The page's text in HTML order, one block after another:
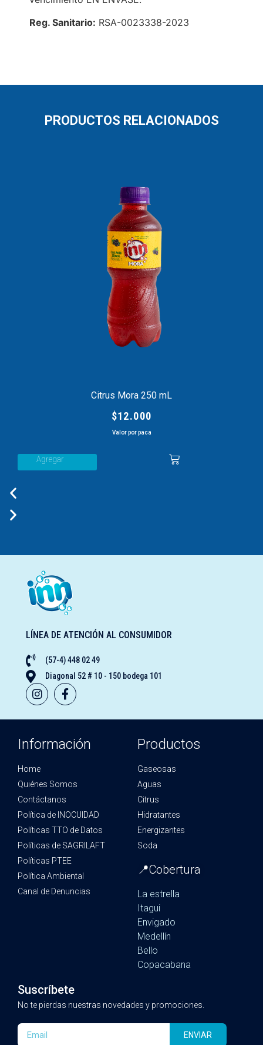
Reg. Sanitario: RSA-0023338-2023
PRODUCTOS RELACIONADOS
Citrus Mora 250 mL
$12.000
Valor por paca
Agregar
LÍNEA DE ATENCIÓN AL CONSUMIDOR
(57-4) 448 02 49
Diagonal 52 # 10 - 150 bodega 101
Información
Home
Quiénes Somos
Contáctanos
Política de INOCUIDAD
Políticas TTO de Datos
Políticas de SAGRILAFT
Políticas PTEE
Política Ambiental
Canal de Denuncias
Productos
Gaseosas
Aguas
Citrus
Hidratantes
Energizantes
Soda
📍Cobertura
La estrella
Itagui
Envigado
Medellín
Bello
Copacabana
Suscríbete
No te pierdas nuestras novedades y promociones.
ENVIAR